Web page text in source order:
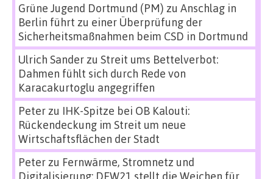
Grüne Jugend Dortmund (PM) zu Anschlag in
Berlin führt zu einer Überprüfung der
Sicherheitsmaßnahmen beim CSD in Dortmund
Ulrich Sanderzu Streit ums Bettelverbot:
Dahmen fühlt sich durch Rede von
Karacakurtoglu angegriffen
Peterzu IHK-Spitze bei OB Kalouti:
Rückendeckung im Streit um neue
Wirtschaftsflächen der Stadt
Peterzu Fernwärme, Stromnetz und
Digitalisierung: DEW21 stellt die Weichen für